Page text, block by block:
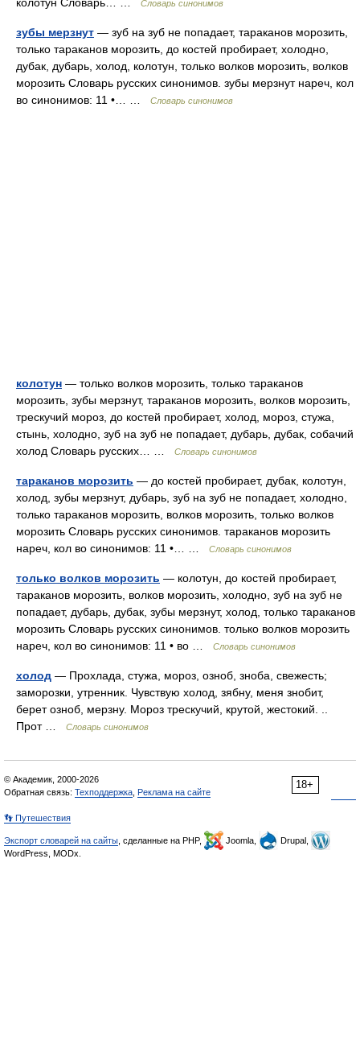
Словарь синонимов
зубы мерзнут — зуб на зуб не попадает, тараканов морозить,
только тараканов морозить, до костей пробирает, холодно,
дубак, дубарь, холод, колотун, только волков морозить, волков
морозить Словарь русских синонимов. зубы мерзнут нареч, кол
во синонимов: 11 •… …
Словарь синонимов
колотун — только волков морозить, только тараканов
морозить, зубы мерзнут, тараканов морозить, волков морозить,
трескучий мороз, до костей пробирает, холод, мороз, стужа,
стынь, холодно, зуб на зуб не попадает, дубарь, дубак, собачий
холод Словарь русских… …
Словарь синонимов
тараканов морозить — до костей пробирает, дубак, колотун,
холод, зубы мерзнут, дубарь, зуб на зуб не попадает, холодно,
только тараканов морозить, волков морозить, только волков
морозить Словарь русских синонимов. тараканов морозить
нареч, кол во синонимов: 11 •… …
Словарь синонимов
только волков морозить — колотун, до костей пробирает,
тараканов морозить, волков морозить, холодно, зуб на зуб не
попадает, дубарь, дубак, зубы мерзнут, холод, только тараканов
морозить Словарь русских синонимов. только волков морозить
нареч, кол во синонимов: 11 • во …
Словарь синонимов
холод — Прохлада, стужа, мороз, озноб, зноба, свежесть;
заморозки, утренник. Чувствую холод, зябну, меня знобит,
берет озноб, мерзну. Мороз трескучий, крутой, жестокий. ..
Прот …
Словарь синонимов
18+
© Академик, 2000-2026
Обратная связь: Техподдержка Реклама на сайте
👣 Путешествия
Экспорт словарей на сайты , сделанные на PHP, Joomla,
Drupal,
WordPress, MODx.